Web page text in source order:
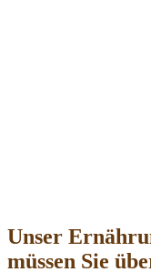
Unser
müssen Sie